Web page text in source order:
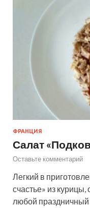
ФРАНЦИЯ
Салат
Оставьте комментарий
Легкий в
счастье» из
любой праздничный